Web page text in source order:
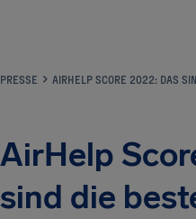
PRESSE AIRHELP SCORE 2022: DAS
AirHelp
sind die